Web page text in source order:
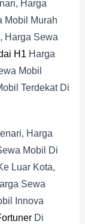
Harga
Mobil Murah
Harga Sewa
H1 Harga
Mobil
Terdekat Di
Harga
Mobil Di
Luar Kota,
Sewa
Innova
Di